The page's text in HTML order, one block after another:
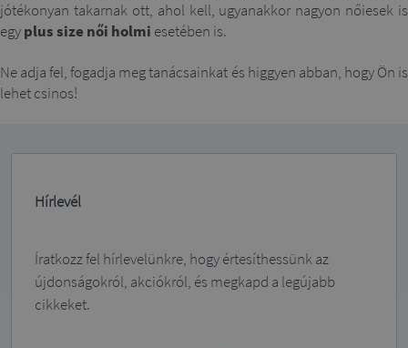
jótékonyan takarnak ott, ahol kell, ugyanakkor nagyon nőiesek is
egyplus size női holmi esetében is.
Ne adja fel, fogadja meg tanácsainkat és higgyen abban, hogy Ön is
lehet csinos!
Hírlevél
Íratkozz fel hírlevelünkre, hogy értesíthessünk az
újdonságokról, akciókról, és megkapd a legújabb
cikkeket.